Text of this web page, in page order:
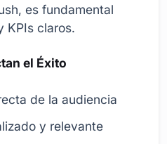
es fundamental
KPIs claros.
el Éxito
de la audiencia
y relevante